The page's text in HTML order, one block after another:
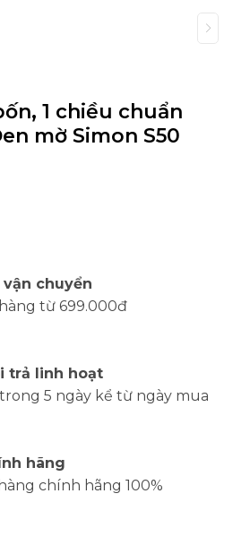
1 chiều chuẩn
mờ Simon S50
chuyển
từ 699.000đ
trả linh hoạt
5 ngày kể từ ngày mua
hãng
chính hãng 100%